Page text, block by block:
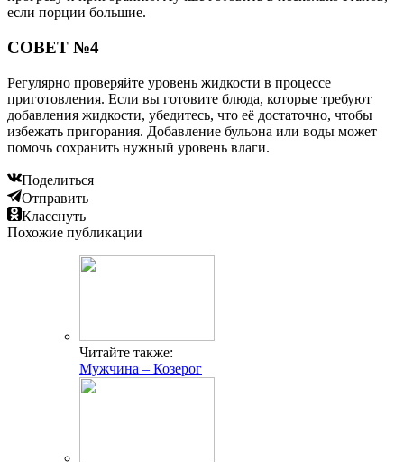
если порции большие.
СОВЕТ №4
Регулярно проверяйте уровень жидкости в процессе
приготовления. Если вы готовите блюда, которые требуют
добавления жидкости, убедитесь, что её достаточно, чтобы
избежать пригорания. Добавление бульона или воды может
помочь сохранить нужный уровень влаги.
Поделиться
Отправить
Класснуть
Похожие публикации
Читайте также:
Мужчина – Козерог